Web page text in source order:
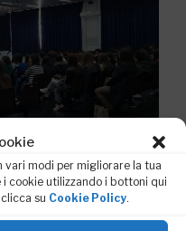
vari modi per migliorare la tua
i cookie utilizzando i bottoni qui
su Cookie Policy.